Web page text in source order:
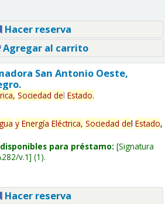
Hacer reserva
Agregar al carrito
San Antonio Oeste,
Sociedad del Estado.
y Energía Eléctrica, Sociedad del Estado,
para préstamo: Signatura
v.1 (1).
Hacer reserva